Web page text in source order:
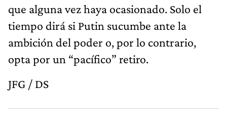
que alguna vez haya ocasionado. Solo el
tiempo dirá si Putin sucumbe ante la
ambición del poder o, por lo contrario,
opta por un “pacífico” retiro.
JFG / DS